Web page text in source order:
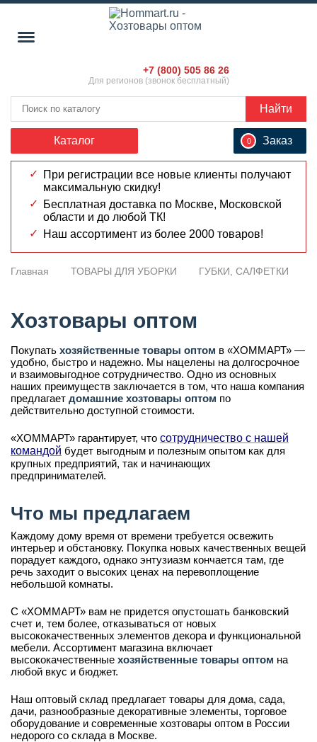
+7 (800) 505 86 26
Для регионов (звонок бесплатный)
0 Заказ
Каталог
Найти
При регистрации все новые клиенты получают
максимальную скидку!
Бесплатная доставка по Москве, Московской
области и до любой ТК!
Наш ассортимент из более 2000 товаров!
Главная ТОВАРЫ ДЛЯ УБОРКИ ГУБКИ, САЛФЕТКИ
Хозтовары оптом
Покупать хозяйственные товары оптом в «ХОММАРТ» —
удобно, быстро и надежно. Мы нацелены на долгосрочное
и взаимовыгодное сотрудничество. Одно из основных
наших преимуществ заключается в том, что наша компания
предлагает домашние хозтовары оптом по
действительно доступной стоимости.
«ХОММАРТ» гарантирует, что сотрудничество с нашей
командой будет выгодным и полезным опытом как для
крупных предприятий, так и начинающих
предпринимателей.
Что мы предлагаем
Каждому дому время от времени требуется освежить
интерьер и обстановку. Покупка новых качественных вещей
порадует каждого, однако энтузиазм кончается там, где
речь заходит о высоких ценах на перевоплощение
небольшой комнаты.
С «ХОММАРТ» вам не придется опустошать банковский
счет и, тем более, отказываться от новых
высококачественных элементов декора и функциональной
мебели. Ассортимент магазина включает
высококачественные хозяйственные товары оптом на
любой вкус и бюджет.
Наш оптовый склад предлагает товары для дома, сада,
дачи, разнообразные декоративные элементы, торговое
оборудование и современные хозтовары оптом в России
недорого со склада в Москве.